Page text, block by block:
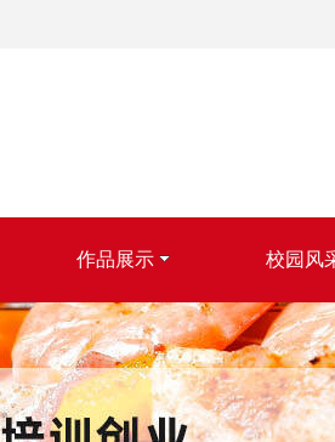
作品展示 校园风